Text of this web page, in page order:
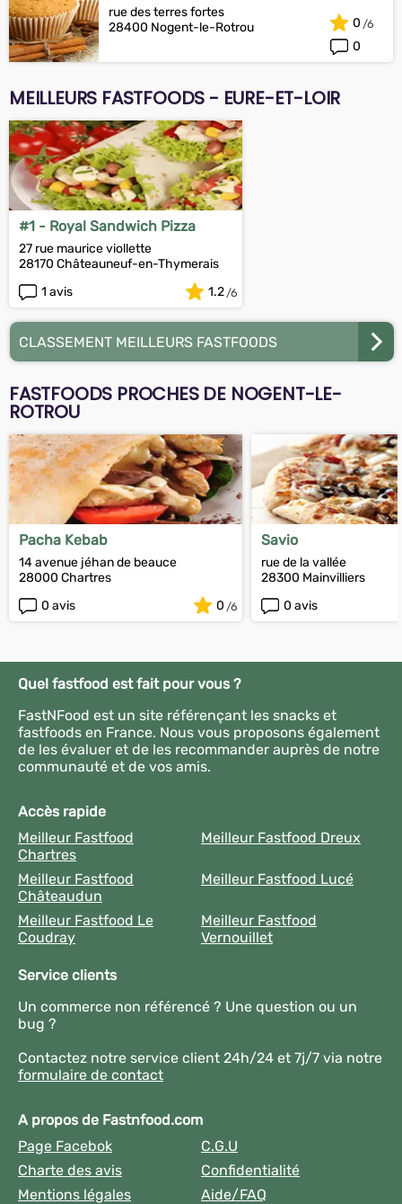
rue des terres fortes
28400 Nogent-le-Rotrou
0
0
MEILLEURS FASTFOODS - EURE-ET-LOIR
#1 - Royal Sandwich Pizza
27 rue maurice viollette
28170 Châteauneuf-en-Thymerais
1 avis
1.2
CLASSEMENT MEILLEURS FASTFOODS
FASTFOODS PROCHES DE NOGENT-LE-
ROTROU
Pacha Kebab
14 avenue jéhan de beauce
28000 Chartres
0 avis
0
Savio
rue de la vallée
28300 Mainvilliers
0 avis
Quel fastfood est fait pour vous ?
FastNFood est un site référençant les snacks et
fastfoods en France. Nous vous proposons également
de les évaluer et de les recommander auprès de notre
communauté et de vos amis.
Accès rapide
Meilleur Fastfood
Chartres
Meilleur Fastfood Dreux
Meilleur Fastfood
Châteaudun
Meilleur Fastfood Lucé
Meilleur Fastfood Le
Coudray
Meilleur Fastfood
Vernouillet
Service clients
Un commerce non référencé ? Une question ou un
bug ?
Contactez notre service client 24h/24 et 7j/7 via notre
formulaire de contact
A propos de Fastnfood.com
Page Facebok
C.G.U
Charte des avis
Confidentialité
Mentions légales
Aide/FAQ